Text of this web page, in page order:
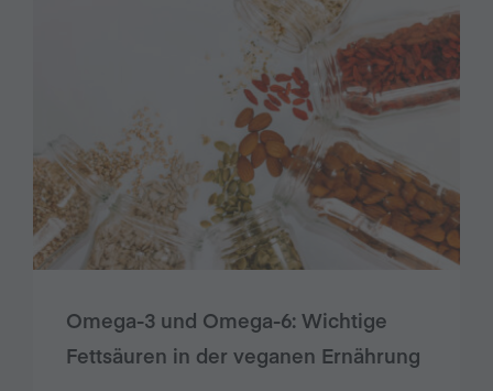
Omega-3 und Omega-6: Wichtige
Fettsäuren in der veganen Ernährung